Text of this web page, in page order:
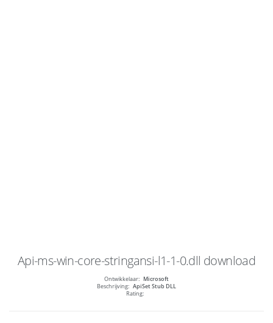
Api-ms-win-core-stringansi-l1-1-0.dll download
Ontwikkelaar: Microsoft
Beschrijving: ApiSet Stub DLL
Rating: